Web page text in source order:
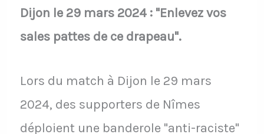
Dijon le 29 mars 2024 : "Enlevez vos
sales pattes de ce drapeau".
Lors du match à Dijon le 29 mars
2024, des supporters de Nîmes
déploient une banderole "anti-raciste"